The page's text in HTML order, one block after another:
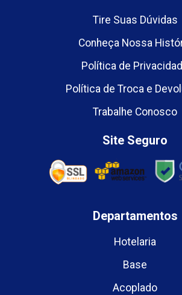
Tire Suas Dúvidas
Conheça Nossa
Política de
Política de Troca e
Trabalhe Conosco
Site Seguro
Departamentos
Hotelaria
Base
Acoplado